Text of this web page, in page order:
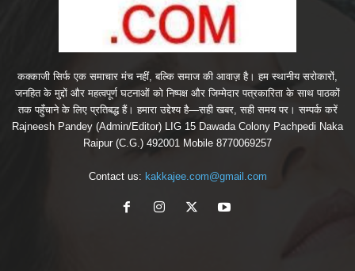
कक्काजी सिर्फ एक समाचार मंच नहीं, बल्कि समाज की आवाज़ है। हम स्थानीय सरोकारों,
जनहित के मुद्दों और महत्वपूर्ण घटनाओं को निष्पक्ष और जिम्मेदार पत्रकारिता के साथ पाठकों
तक पहुँचाने के लिए प्रतिबद्ध हैं। हमारा उद्देश्य है—सही खबर, सही समय पर। सम्पर्क करें
Rajneesh Pandey (Admin/Editor) LIG 15 Dawada Colony Pachpedi Naka
Raipur (C.G.) 492001 Mobile 8770069257
Contact us: kakkajee.com@gmail.com